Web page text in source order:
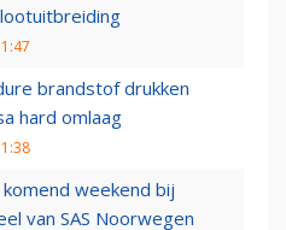
brandstof drukken
hard omlaag
weekend bij
van SAS Noorwegen